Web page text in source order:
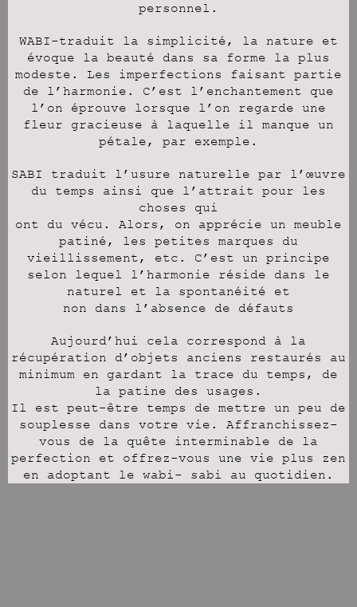
personnel.
WABI-traduit la simplicité, la nature et
évoque la beauté dans sa forme la plus
modeste. Les imperfections faisant partie
de l’harmonie. C’est l’enchantement que
l’on éprouve lorsque l’on regarde une
fleur gracieuse à laquelle il manque un
pétale, par exemple.
SABI traduit l’usure naturelle par l’œuvre
du temps ainsi que l’attrait pour les
choses qui
ont du vécu. Alors, on apprécie un meuble
patiné, les petites marques du
vieillissement, etc. C’est un principe
selon lequel l’harmonie réside dans le
naturel et la spontanéité et
non dans l’absence de défauts
Aujourd’hui cela correspond à la
récupération d’objets anciens restaurés au
minimum en gardant la trace du temps, de
la patine des usages.
Il est peut-être temps de mettre un peu de
souplesse dans votre vie. Affranchissez-
vous de la quête interminable de la
perfection et offrez-vous une vie plus zen
en adoptant le wabi- sabi au quotidien.